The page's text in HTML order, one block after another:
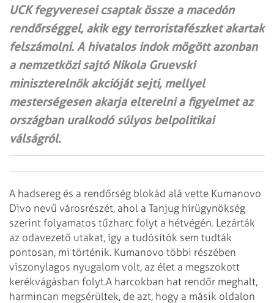
UCK fegyveresei csaptak össze a macedón
rendőrséggel, akik egy terroristafészket akartak
felszámolni. A hivatalos indok mögött azonban
a nemzetközi sajtó Nikola Gruevski
miniszterelnök akcióját sejti, mellyel
mesterségesen akarja elterelni a figyelmet az
országban uralkodó súlyos belpolitikai
válságról.
A hadsereg és a rendőrség blokád alá vette Kumanovo
Divo nevű városrészét, ahol a Tanjug hírügynökség
szerint folyamatos tűzharc folyt a hétvégén. Lezárták
az odavezető utakat, így a tudósítók sem tudták
pontosan, mi történik. Kumanovo többi részében
viszonylagos nyugalom volt, az élet a megszokott
kerékvágásban folyt.A harcokban hat rendőr meghalt,
harmincan megsérültek, de azt, hogy a másik oldalon